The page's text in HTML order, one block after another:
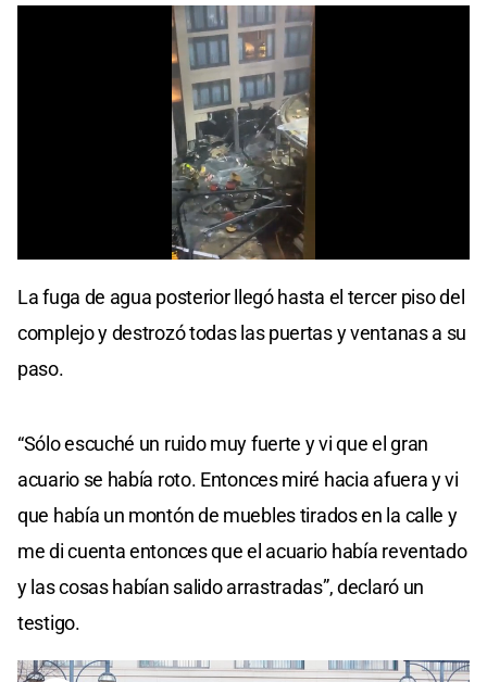
La fuga de agua posterior llegó hasta el tercer piso del
complejo y destrozó todas las puertas y ventanas a su
paso.
“Sólo escuché un ruido muy fuerte y vi que el gran
acuario se había roto. Entonces miré hacia afuera y vi
que había un montón de muebles tirados en la calle y
me di cuenta entonces que el acuario había reventado
y las cosas habían salido arrastradas”, declaró un
testigo.